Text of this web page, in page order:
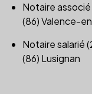
Notaire
(86) Valence-
Notaire salarié
(86) Lusignan